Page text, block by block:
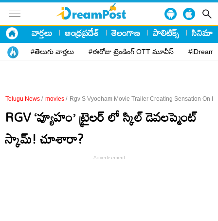
వార్తలు ఆంధ్రప్రదేశ్ తెలంగాణ పాలిటిక్స్ సినిమా
#తెలుగు వార్తలు #ఈరోజు ట్రెండింగ్ OTT మూవీస్
Telugu News / movies / Rgv S Vyooham Movie Trailer Creating Sensation On
RGV ‘వ్యూహం’ ట్రైలర్ లో స్కిల్ డెవలప్మెంట్
స్కామ్! చూశారా?